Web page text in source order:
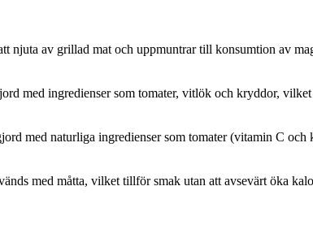
njuta av grillad mat och uppmuntrar till konsumtion av
med ingredienser som tomater, vitlök och kryddor,
med naturliga ingredienser som tomater (vitamin C
med måtta, vilket tillför smak utan att avsevärt öka